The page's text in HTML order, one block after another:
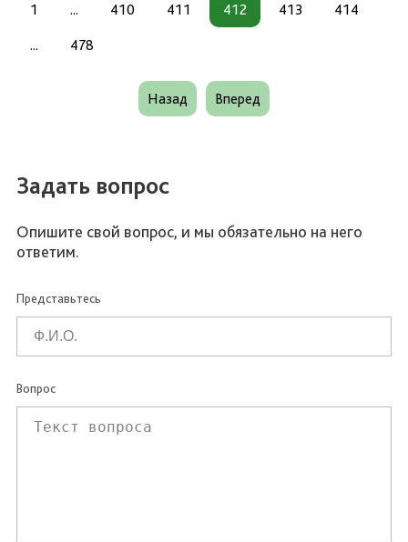
1 ... 410 411 412 413 414
... 478
Назад Вперед
Задать вопрос
Опишите свой вопрос, и мы обязательно на него
ответим.
Представьтесь
Вопрос